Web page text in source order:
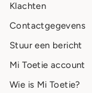
Klachten
Contactgegevens
Stuur een bericht
Mi Toetie account
Wie is Mi Toetie?